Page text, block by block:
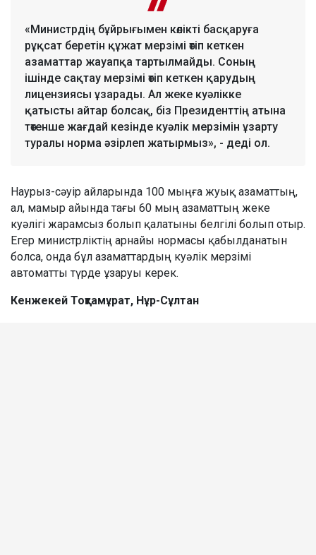
«Министрдің бұйрығымен көлікті басқаруға
рұқсат беретін құжат мерзімі өтіп кеткен
азаматтар жауапқа тартылмайды. Соның
ішінде сақтау мерзімі өтіп кеткен қарудың
лицензиясы ұзарады. Ал жеке куәлікке
қатысты айтар болсақ, біз Президенттің атына
төтенше жағдай кезінде куәлік мерзімін ұзарту
туралы норма әзірлеп жатырмыз», - деді ол.
Наурыз-сәуір айларында 100 мыңға жуық азаматтың,
ал, мамыр айында тағы 60 мың азаматтың жеке
куәлігі жарамсыз болып қалатыны белгілі болып отыр.
Егер министрліктің арнайы нормасы қабылданатын
болса, онда бұл азаматтардың куәлік мерзімі
автоматты түрде ұзаруы керек.
Кенжекей Тоқтамұрат, Нұр-Сұлтан